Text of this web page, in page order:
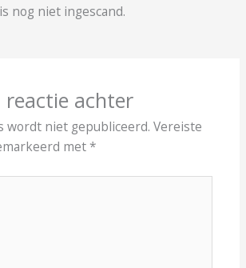
nog niet ingescand.
reactie achter
wordt niet gepubliceerd. Vereiste
met*